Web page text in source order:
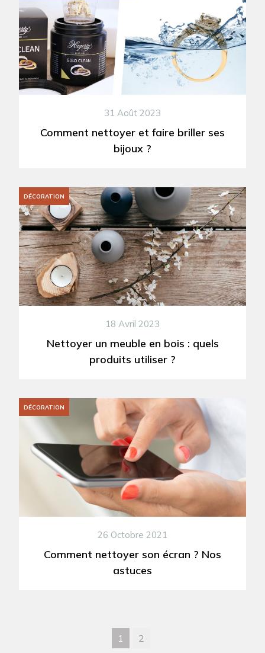
31 Août 2023
Comment nettoyer et faire briller ses
bijoux ?
DÉCORATION
18 Avril 2023
Nettoyer un meuble en bois : quels
produits utiliser ?
DÉCORATION
26 Octobre 2021
Comment nettoyer son écran ? Nos
astuces
1 2